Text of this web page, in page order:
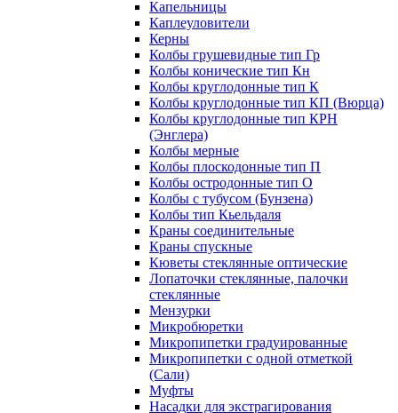
Капельницы
Каплеуловители
Керны
Колбы грушевидные тип Гр
Колбы конические тип Кн
Колбы круглодонные тип К
Колбы круглодонные тип КП (Вюрца)
Колбы круглодонные тип КРН
(Энглера)
Колбы мерные
Колбы плоскодонные тип П
Колбы остродонные тип О
Колбы с тубусом (Бунзена)
Колбы тип Кьельдаля
Краны соединительные
Краны спускные
Кюветы стеклянные оптические
Лопаточки стеклянные, палочки
стеклянные
Мензурки
Микробюретки
Микропипетки градуированные
Микропипетки с одной отметкой
(Сали)
Муфты
Насадки для экстрагирования